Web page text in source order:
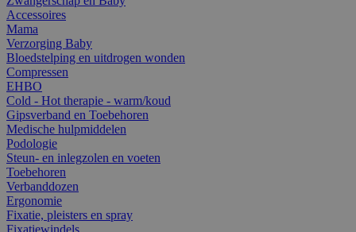
Accessoires
Mama
Verzorging Baby
Bloedstelping en uitdrogen wonden
Compressen
EHBO
Cold - Hot therapie - warm/koud
Gipsverband en Toebehoren
Medische hulpmiddelen
Podologie
Steun- en inlegzolen en voeten
Toebehoren
Verbanddozen
Ergonomie
Fixatie, pleisters en spray
Fixatiewindels